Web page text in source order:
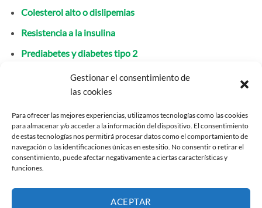
Gestionar el consentimiento de
las cookies
Para ofrecer las mejores experiencias, utilizamos tecnologías como las cookies
para almacenar y/o acceder a la información del dispositivo. El consentimiento
de estas tecnologías nos permitirá procesar datos como el comportamiento de
navegación o las identificaciones únicas en este sitio. No consentir o retirar el
consentimiento, puede afectar negativamente a ciertas características y
funciones.
ACEPTAR
Colesterol alto o dislipemias
Resistencia a la insulina
Prediabetes y diabetes tipo 2
Nos centramos en la educación nutricional, la toma de
conciencia y la personalización: cada cuerpo es distinto, y tu
necesidades específicas que requieres.
Reconocimiento nutricional gratuito